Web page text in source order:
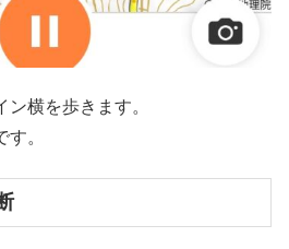
横を歩きます。
。